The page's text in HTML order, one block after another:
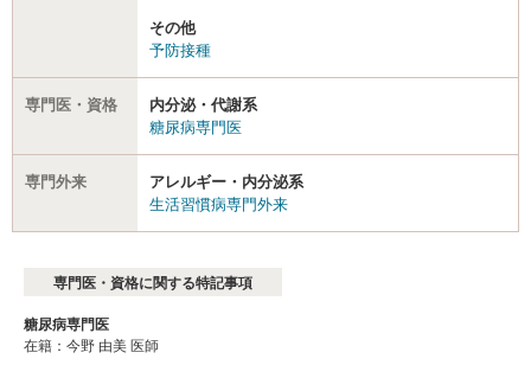
その他
予防接種
専門医・資格
内分泌・代謝系
糖尿病専門医
専門外来
アレルギー・内分泌系
生活習慣病専門外来
専門医・資格に関する特記事項
糖尿病専門医
在籍：今野 由美 医師